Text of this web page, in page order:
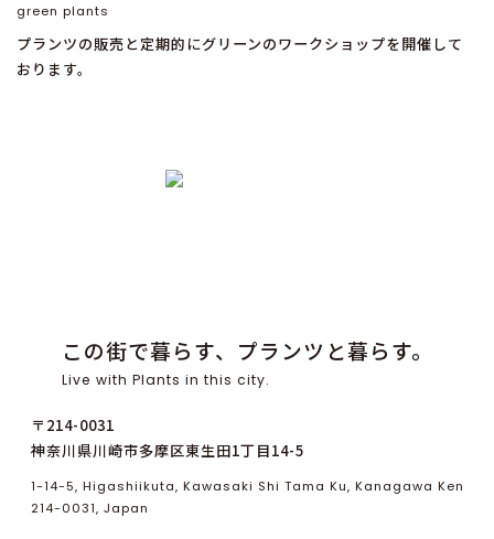
green plants
プランツの販売と定期的にグリーンのワークショップを開催して
おります。
この街で暮らす、プランツと暮らす。
Live with Plants in this city.
〒214-0031
神奈川県川崎市多摩区東生田1丁目14-5
1-14-5, Higashiikuta, Kawasaki Shi Tama Ku, Kanagawa Ken
214-0031, Japan